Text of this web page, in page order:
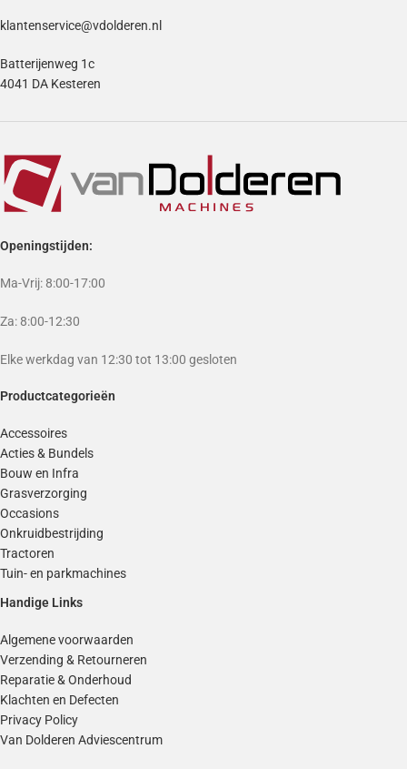
klantenservice@vdolderen.nl
Batterijenweg 1c
4041 DA Kesteren
Openingstijden:
Ma-Vrij: 8:00-17:00
Za: 8:00-12:30
Elke werkdag van 12:30 tot 13:00 gesloten
Productcategorieën
Accessoires
Acties & Bundels
Bouw en Infra
Grasverzorging
Occasions
Onkruidbestrijding
Tractoren
Tuin- en parkmachines
Handige Links
Algemene voorwaarden
Verzending & Retourneren
Reparatie & Onderhoud
Klachten en Defecten
Privacy Policy
Van Dolderen Adviescentrum